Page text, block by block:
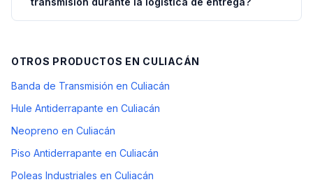
OTROS PRODUCTOS EN CULIACÁN
Banda de Transmisión en Culiacán
Hule Antiderrapante en Culiacán
Neopreno en Culiacán
Piso Antiderrapante en Culiacán
Poleas Industriales en Culiacán